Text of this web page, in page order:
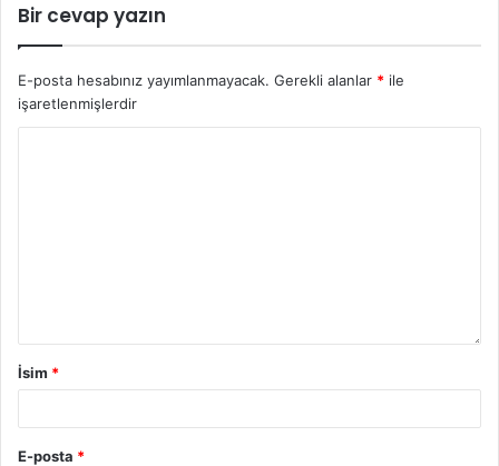
Bir cevap yazın
E-posta hesabınız yayımlanmayacak. Gerekli alanlar * ile
işaretlenmişlerdir
İsim *
E-posta *